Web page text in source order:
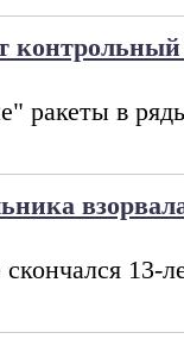
контрольный
ракеты в
13-